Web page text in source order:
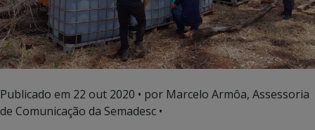
Publicado em 22 out 2020 • por Marcelo Armôa, Assessoria
de Comunicação da Semadesc •